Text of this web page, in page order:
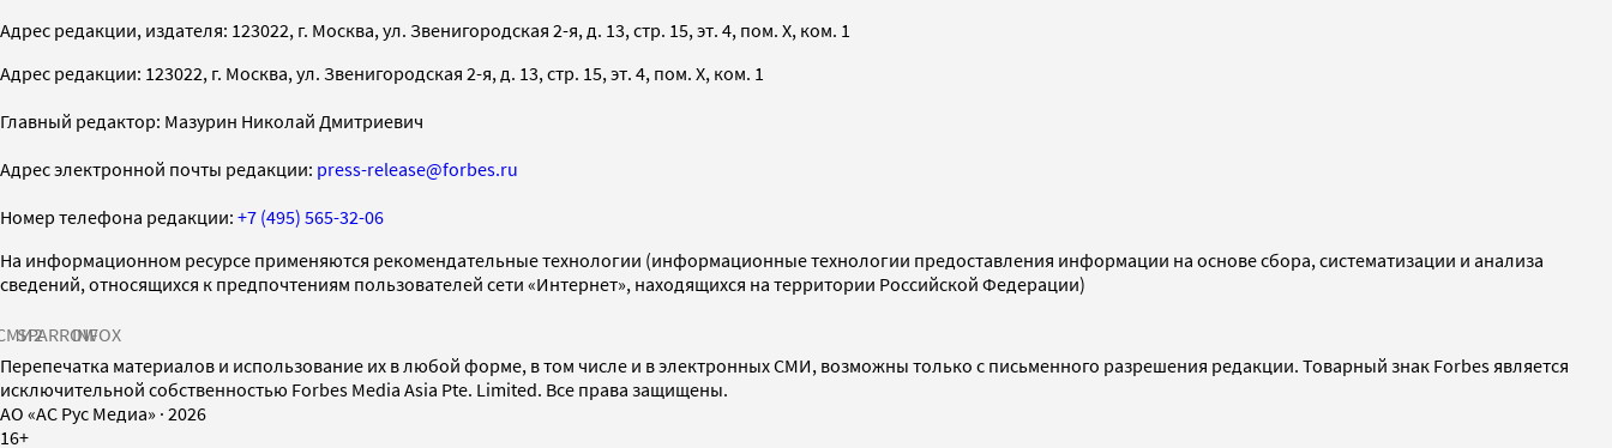
Адрес редакции, издателя: 123022, г. Москва, ул. Звенигородская 2-я, д. 13, стр. 15, эт. 4, пом. X, ком. 1
Адрес редакции: 123022, г. Москва, ул. Звенигородская 2-я, д. 13, стр. 15, эт. 4, пом. X, ком. 1
Главный редактор: Мазурин Николай Дмитриевич
Адрес электронной почты редакции: press-release@forbes.ru
Номер телефона редакции: +7 (495) 565-32-06
На информационном ресурсе применяются рекомендательные технологии (информационные технологии предоставления информации на основе сбора, систематизации и анализа
сведений, относящихся к предпочтениям пользователей сети «Интернет», находящихся на территории Российской Федерации)
SPARROWINFOX
Перепечатка материалов и использование их в любой форме, в том числе и в электронных СМИ, возможны только с письменного разрешения редакции. Товарный знак Forbes является
исключительной собственностью Forbes Media Asia Pte. Limited. Все права защищены.
AO «АС Рус Медиа» · 2026
16+